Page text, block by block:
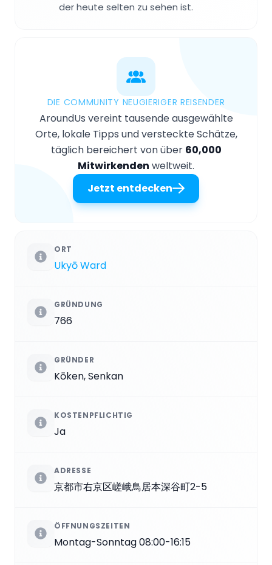
der heute selten zu sehen ist.
DIE COMMUNITY NEUGIERIGER REISENDER
AroundUs vereint tausende ausgewählte
Orte, lokale Tipps und versteckte Schätze,
täglich bereichert von über 60,000
Mitwirkenden weltweit.
Jetzt entdecken
ORT
Ukyō Ward
GRÜNDUNG
766
GRÜNDER
Kōken, Senkan
KOSTENPFLICHTIG
Ja
ADRESSE
京都市右京区嵯峨鳥居本深谷町2-5
ÖFFNUNGSZEITEN
Montag-Sonntag 08:00-16:15